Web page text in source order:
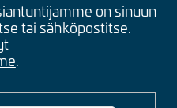
on sinuun
tai sähköpostitse.
.